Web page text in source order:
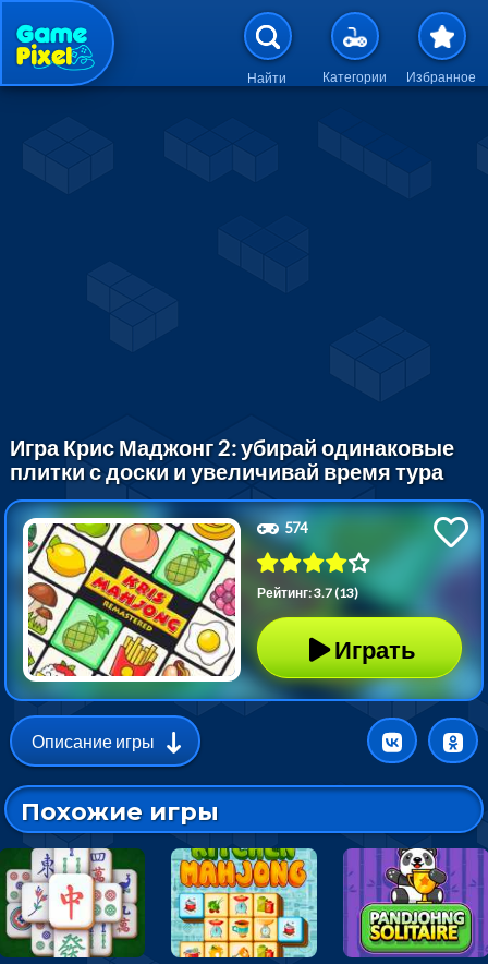
Перейти к основному
Найти Категории Избранное
Игра Крис Маджонг 2: убирай одинаковые
плитки с доски и увеличивай время тура
574
Рейтинг: 3.7 (13)
Играть
Описание игры
Похожие игры